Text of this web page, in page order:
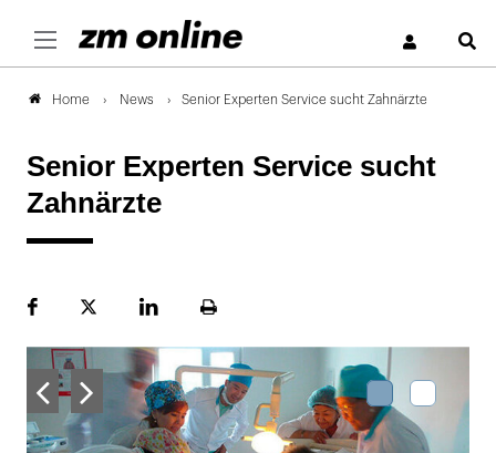
Home News Senior Experten Service sucht Zahnärzte
Senior Experten Service sucht
Zahnärzte
FacebookPlattformLinekdInSeite